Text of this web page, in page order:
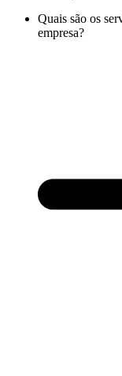
Quais são os
empresa?